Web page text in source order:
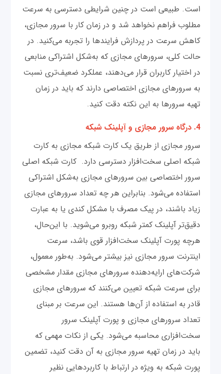
است. طبیعی است در چنین شرایطی دسترسی به سرعت
مطلوب فراهم نخواهد شد و در زمان کار با سرور مجازی،
کاهش سرعت در پردازش فرایندها را تجربه می‌کنید. در
حالت کلی، سرورهای مجازی که به‌شکل اشتراکی منابعی
در اختیار کاربران قرار می‌دهند، عملکرد ضعیف‌تری نسبت
به سرورهای مجازی اختصاصی دارند که باید در زمان
تهیه سرورها به این نکته دقت کنید.
4. درگاه سرور مجازی و آپلینک شبکه
سرور مجازی از طریق یک کارت شبکه مجازی به کارت
شبکه اصلی سخت‌افزار دسترسی دارد. کارت شبکه اصلی
سرور اختصاصی بین سرورهای مجازی به‌شکل اشتراکی
استفاده می‌شود. بنابراین هر چه تعداد سرورهای مجازی
زیاد باشند، در پیک مصرف با مشکل کندی یا به عبارت
دقیق‌تر آپلینک کمتر شبکه روبرو می‌شوید. با این‌حال،
هرچه پورت آپلینک سخت‌افزار قوی باشد، سرعت
اینترنت سرور مجازی نیز بیشتر می‌شود. به‌طور معمول،
شرکت‌های ارایه‌دهنده سرورهای مجازی مقدار مشخصی
برای سرعت شبکه تعیین می‌کنند که سرورهای مجازی
قادر به استفاده از آن‌ها هستند. این سرعت بر مبنای
تعداد سرورهای مجازی و پورت آپلینک سرور
سخت‌افزاری محاسبه می‌شود. یکی از نکات مهمی که
باید در زمان تهیه سرور مجازی به آن دقت کنید، تضمین
پورت شبکه به ویژه در ارتباط با کاربردهایی نظیر